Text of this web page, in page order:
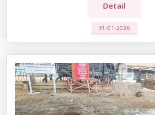
Detail
31-01-2026